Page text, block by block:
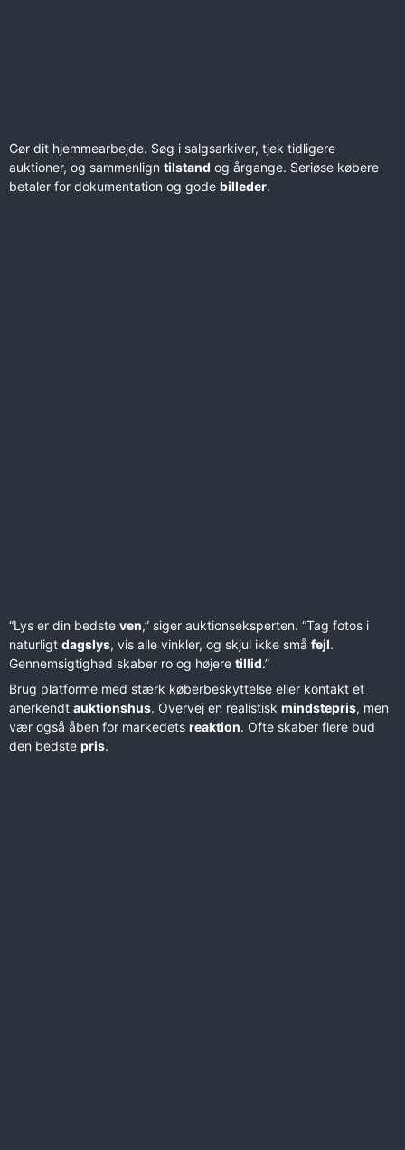
Gør dit hjemmearbejde. Søg i salgsarkiver, tjek tidligere
auktioner, og sammenlign tilstand og årgange. Seriøse købere
betaler for dokumentation og gode billeder.
“Lys er din bedste ven,” siger auktionseksperten. “Tag fotos i
naturligt dagslys, vis alle vinkler, og skjul ikke små fejl.
Gennemsigtighed skaber ro og højere tillid.”
Brug platforme med stærk køberbeskyttelse eller kontakt et
anerkendt auktionshus. Overvej en realistisk mindstepris, men
vær også åben for markedets reaktion. Ofte skaber flere bud
den bedste pris.